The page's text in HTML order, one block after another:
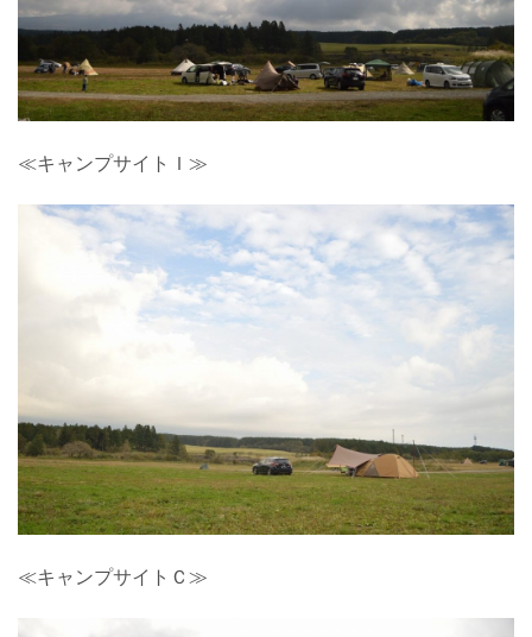
≪キャンプサイトＩ≫
≪キャンプサイトＣ≫